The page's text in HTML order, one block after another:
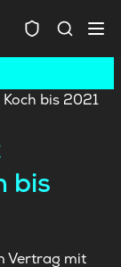
bis
Vertrag mit